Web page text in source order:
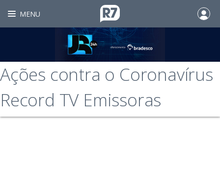
MENU
Ações contra o Coronavírus
Record TV Emissoras